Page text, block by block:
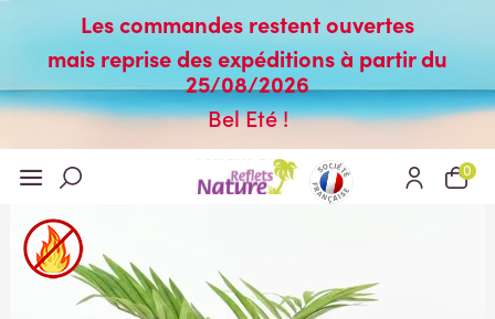
Les commandes restent ouvertes
mais reprise des expéditions à partir du
25/08/2026
Bel Eté !
0